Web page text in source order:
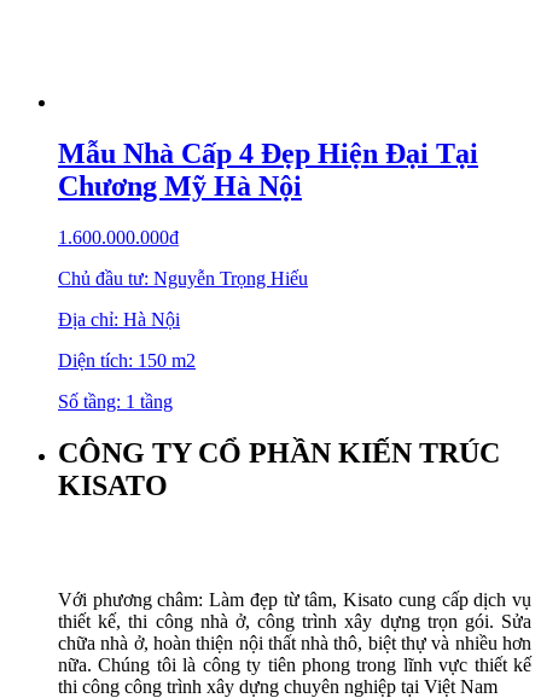
Mẫu Nhà Cấp 4 Đẹp Hiện Đại Tại
Chương Mỹ Hà Nội
1.600.000.000₫
Chủ đầu tư: Nguyễn Trọng Hiếu
Địa chỉ: Hà Nội
Diện tích: 150 m2
Số tầng: 1 tầng
CÔNG TY CỔ PHẦN KIẾN TRÚC
KISATO
Với phương châm: Làm đẹp từ tâm, Kisato cung cấp dịch vụ
thiết kế, thi công nhà ở, công trình xây dựng trọn gói. Sửa
chữa nhà ở, hoàn thiện nội thất nhà thô, biệt thự và nhiều hơn
nữa. Chúng tôi là công ty tiên phong trong lĩnh vực thiết kế
thi công công trình xây dựng chuyên nghiệp tại Việt Nam